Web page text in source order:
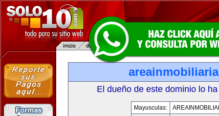
El dueño de este dominio lo
Mayusculas: